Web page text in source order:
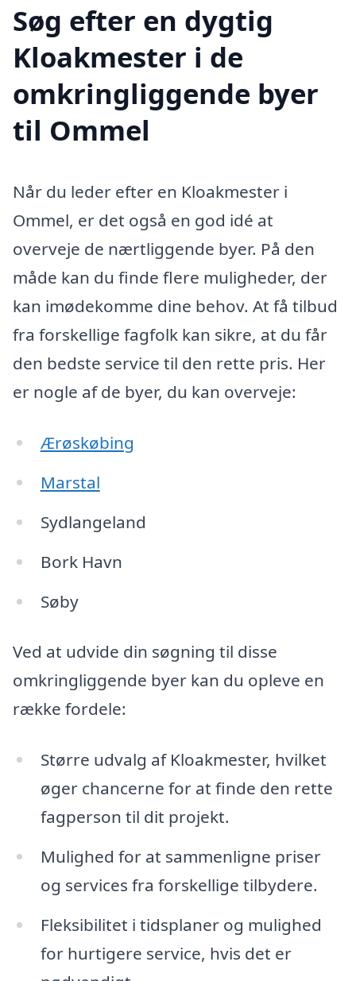
Søg efter en dygtig
Kloakmester i de
omkringliggende byer
til Ommel
Når du leder efter en Kloakmester i
Ommel, er det også en god idé at
overveje de nærtliggende byer. På den
måde kan du finde flere muligheder, der
kan imødekomme dine behov. At få tilbud
fra forskellige fagfolk kan sikre, at du får
den bedste service til den rette pris. Her
er nogle af de byer, du kan overveje:
Ærøskøbing
Marstal
Sydlangeland
Bork Havn
Søby
Ved at udvide din søgning til disse
omkringliggende byer kan du opleve en
række fordele:
Større udvalg af Kloakmester, hvilket
øger chancerne for at finde den rette
fagperson til dit projekt.
Mulighed for at sammenligne priser
og services fra forskellige tilbydere.
Fleksibilitet i tidsplaner og mulighed
for hurtigere service, hvis det er